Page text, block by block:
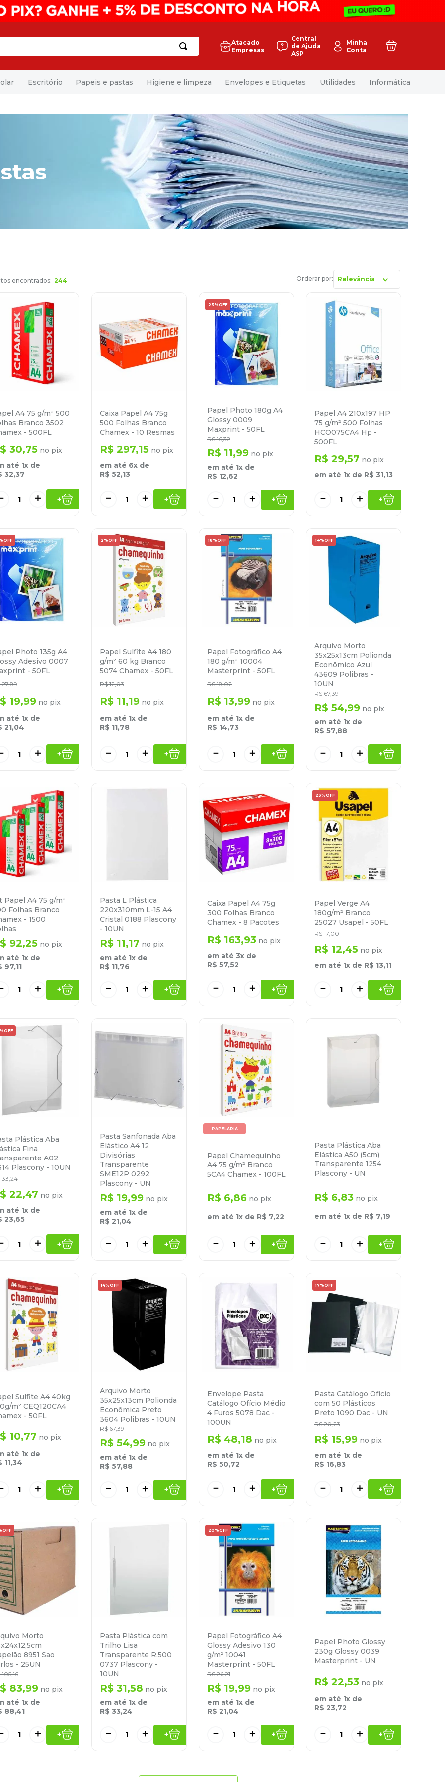
Atacado
Empresas
Central
de Ajuda
ASP
Minha
Conta
Escritório Papeis e pastas Higiene e limpeza Envelopes e Etiquetas Utilidades Informática
244 Relevância
A4 75 g/m² 500
Branco 3502
- 500FL
30,75 no pix
até 1x de
32,37
＋ +
Caixa Papel A4 75g
500 Folhas Branco
Chamex - 10 Resmas
R$ 297,15 no pix
em até 6x de
R$ 52,13
＋
－ +
23% OFF
Papel Photo 180g A4
Glossy 0009
Maxprint - 50FL
R$ 16,32
R$ 11,99 no pix
em até 1x de
R$ 12,62
＋
－ +
Papel A4 210x197 HP
75 g/m² 500 Folhas
HCO075CA4 Hp -
500FL
R$ 29,57 no pix
em até 1x de R$ 31,13
＋
－ +
OFF
Photo 135g A4
Adesivo 0007
- 50FL
27,89
19,99 no pix
até 1x de
21,04
＋ +
2% OFF
Papel Sulfite A4 180
g/m² 60 kg Branco
5074 Chamex - 50FL
R$ 12,03
R$ 11,19 no pix
em até 1x de
R$ 11,78
＋
－ +
18% OFF
Papel Fotográfico A4
180 g/m² 10004
Masterprint - 50FL
R$ 18,02
R$ 13,99 no pix
em até 1x de
R$ 14,73
＋
－ +
14% OFF
Arquivo Morto
35x25x13cm Polionda
Econômico Azul
43609 Polibras -
10UN
R$ 67,39
R$ 54,99 no pix
em até 1x de
R$ 57,88
＋
－ +
Papel A4 75 g/m²
Folhas Branco
- 1500
92,25 no pix
até 1x de
97,11
＋ +
Pasta L Plástica
220x310mm L-15 A4
Cristal 0188 Plascony
- 10UN
R$ 11,17 no pix
em até 1x de
R$ 11,76
＋
－ +
Caixa Papel A4 75g
300 Folhas Branco
Chamex - 8 Pacotes
R$ 163,93 no pix
em até 3x de
R$ 57,52
＋
－ +
23% OFF
Papel Verge A4
180g/m² Branco
25027 Usapel - 50FL
R$ 17,00
R$ 12,45 no pix
em até 1x de R$ 13,11
＋
－ +
OFF
Plástica Aba
Fina
A02
Plascony - 10UN
33,24
22,47 no pix
até 1x de
23,65
＋ +
Pasta Sanfonada Aba
Elástico A4 12
Divisórias
Transparente
SME12P 0292
Plascony - UN
R$ 19,99 no pix
em até 1x de
R$ 21,04
＋
－ +
PAPELARIA
Papel Chamequinho
A4 75 g/m² Branco
5CA4 Chamex - 100FL
R$ 6,86 no pix
em até 1x de R$ 7,22
＋
－ +
Pasta Plástica Aba
Elástica A50 (5cm)
Transparente 1254
Plascony - UN
R$ 6,83 no pix
em até 1x de R$ 7,19
＋
－ +
Sulfite A4 40kg
m² CEQ120CA4
- 50FL
10,77 no pix
até 1x de
11,34
＋ +
14% OFF
Arquivo Morto
35x25x13cm Polionda
Econômica Preto
3604 Polibras - 10UN
R$ 67,39
R$ 54,99 no pix
em até 1x de
R$ 57,88
＋
－ +
Envelope Pasta
Catálogo Ofício Médio
4 Furos 5078 Dac -
100UN
R$ 48,18 no pix
em até 1x de
R$ 50,72
＋
－ +
17% OFF
Pasta Catálogo Ofício
com 50 Plásticos
Preto 1090 Dac - UN
R$ 20,23
R$ 15,99 no pix
em até 1x de
R$ 16,83
＋
－ +
OFF
Morto
8951 Sao
- 25UN
105,16
83,99 no pix
até 1x de
88,41
＋ +
Pasta Plástica com
Trilho Lisa
Transparente R.500
0737 Plascony -
10UN
R$ 31,58 no pix
em até 1x de
R$ 33,24
＋
－ +
20% OFF
Papel Fotográfico A4
Glossy Adesivo 130
g/m² 10041
Masterprint - 50FL
R$ 26,21
R$ 19,99 no pix
em até 1x de
R$ 21,04
＋
－ +
Papel Photo Glossy
230g Glossy 0039
Masterprint - UN
R$ 22,53 no pix
em até 1x de
R$ 23,72
＋
－ +